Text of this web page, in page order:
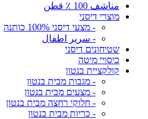
مناشف 100 ٪ قطن
מוצרי דיסני
- מצעי דיסני 100% כותנה
- سرير اطفال
שטיחונים דיסני
כיסויי מיטה
קולקציית בנטון
- מגבות מבית בנטון
- מצעים מבית בנטון
- חלוקי רחצה מבית בנטון
- כריות מבית בנטון